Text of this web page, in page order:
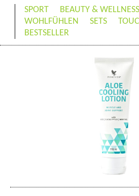
SPORT BEAUTY & WELLNESS
WOHLFÜHLEN
SETS
BESTSELLER